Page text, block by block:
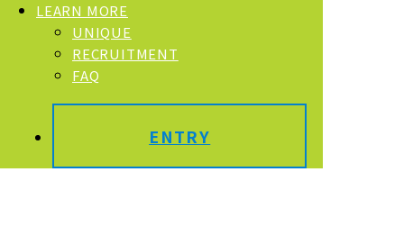
LEARN MORE
UNIQUE
RECRUITMENT
FAQ
ENTRY